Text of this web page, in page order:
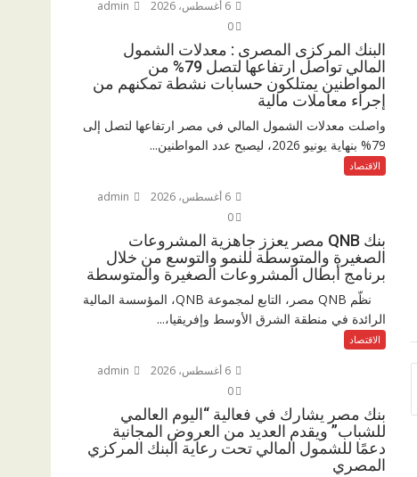
0
البنك المركزى المصرى : معدلات الشمول
المالي تواصل ارتفاعها لتصل 79% من
المواطنين يمتلكون حسابات نشطة تمكنهم من
إجراء معاملات مالية
واصلت معدلات الشمول المالي في مصر ارتفاعها لتصل إلى
79% بنهاية يونيو 2026، ليصبح عدد المواطنين...
الاقتصاد
0
بنك QNB مصر يعزز جاهزية المشروعات
الصغيرة والمتوسطة للنمو والتوسع من خلال
برنامج أبطال المشروعات الصغيرة والمتوسطة
نظّم QNB مصر، التابع لمجموعة QNB، المؤسسة المالية
الرائدة في منطقة الشرق الأوسط وإفريقيا،...
الاقتصاد
0
بنك مصر يشارك في فعالية “اليوم العالمي
للشباب” ويقدم العديد من العروض المجانية
دعمًا للشمول المالي تحت رعاية البنك المركزي
المصري